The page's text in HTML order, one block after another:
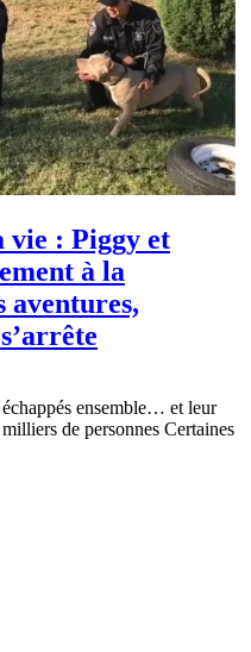
: Piggy et
à la
aventures,
ensemble… et leur
de personnes Certaines